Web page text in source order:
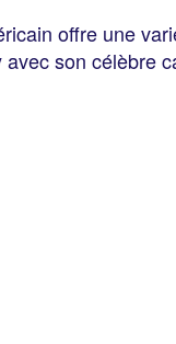
offre une
son célèbre